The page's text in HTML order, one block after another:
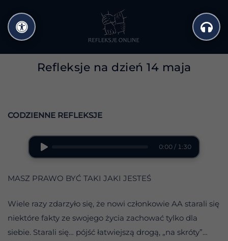
do
treści
Refleksje na dzień 14 maja
CODZIENNE REFLEKSJE
0:00 / 1:30
MASZ PRAWO BYĆ TAKI JAKI JESTEŚ
Wiele razy zdarzyło się, że nowi członkowie AA starali się
niektóre fakty ze swojego życia zachować tylko dla
siebie. Starali się… pójść łatwiejszą drogą, „na skróty”…